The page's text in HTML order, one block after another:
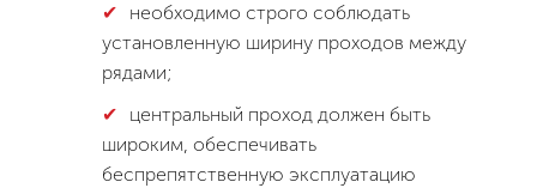
необходимо строго соблюдать
установленную ширину проходов между
рядами;
центральный проход должен быть
широким, обеспечивать
беспрепятственную эксплуатацию